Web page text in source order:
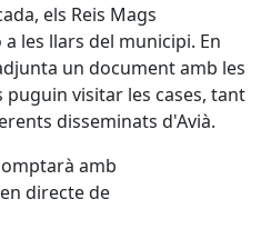
els Reis Mags
les llars del municipi. En
un document amb les
puguin visitar les cases, tant
disseminats d'Avià.
amb
directe de